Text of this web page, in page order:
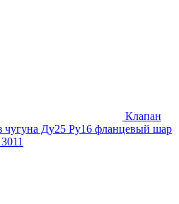
Клапан
чугуна Ду25 Ру16 фланцевый шар